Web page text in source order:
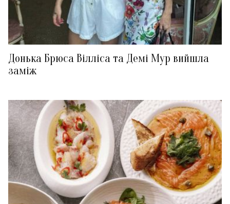
Донька Брюса Вілліса та Демі Мур вийшла
заміж